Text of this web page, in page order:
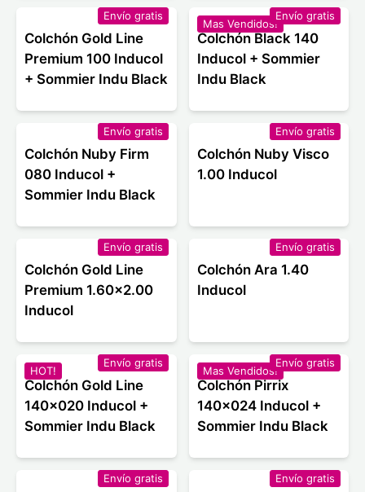
Envío gratis
Colchón Gold Line
Premium 100 Inducol
+ Sommier Indu Black
Mas Vendidos!
Envío gratis
Colchón Black 140
Inducol + Sommier
Indu Black
Envío gratis
Colchón Nuby Firm
080 Inducol +
Sommier Indu Black
Envío gratis
Colchón Nuby Visco
1.00 Inducol
Envío gratis
Colchón Gold Line
Premium 1.60x2.00
Inducol
Envío gratis
Colchón Ara 1.40
Inducol
HOT!
Envío gratis
Colchón Gold Line
140x020 Inducol +
Sommier Indu Black
Mas Vendidos!
Envío gratis
Colchón Pirrix
140x024 Inducol +
Sommier Indu Black
Envío gratis Envío gratis